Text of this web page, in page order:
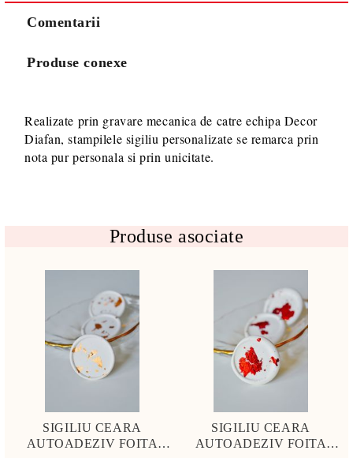
Comentarii
Produse conexe
Realizate prin gravare mecanica de catre echipa Decor
Diafan, stampilele sigiliu personalizate se remarca prin
nota pur personala si prin unicitate.
Produse asociate
SIGILIU CEARA
AUTOADEZIV FOITA
SIGILIU CEARA
AUTOADEZIV FOITA